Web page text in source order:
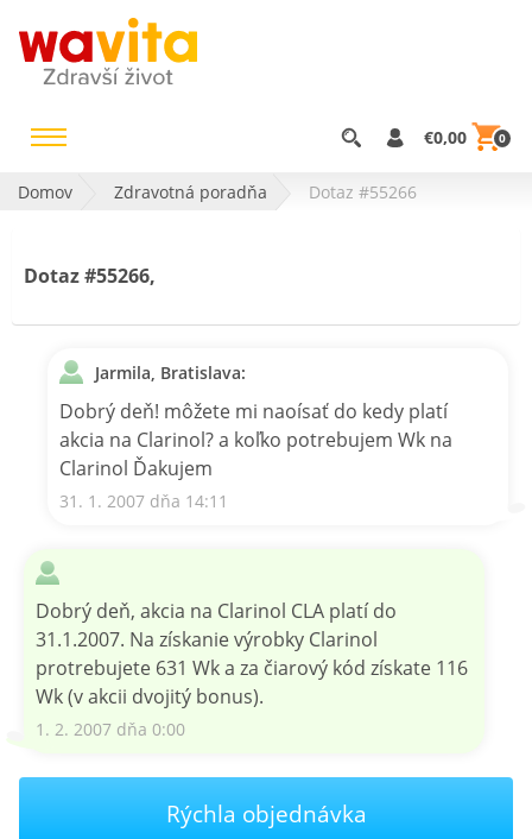
€0,00 0
Domov Zdravotná poradňa Dotaz #55266
Dotaz #55266,
Jarmila, Bratislava:
Dobrý deň! môžete mi naoísať do kedy platí
akcia na Clarinol? a koľko potrebujem Wk na
Clarinol Ďakujem
31. 1. 2007 dňa 14:11
Dobrý deň, akcia na Clarinol CLA platí do
31.1.2007. Na získanie výrobky Clarinol
protrebujete 631 Wk a za čiarový kód získate 116
Wk (v akcii dvojitý bonus).
1. 2. 2007 dňa 0:00
Rýchla objednávka